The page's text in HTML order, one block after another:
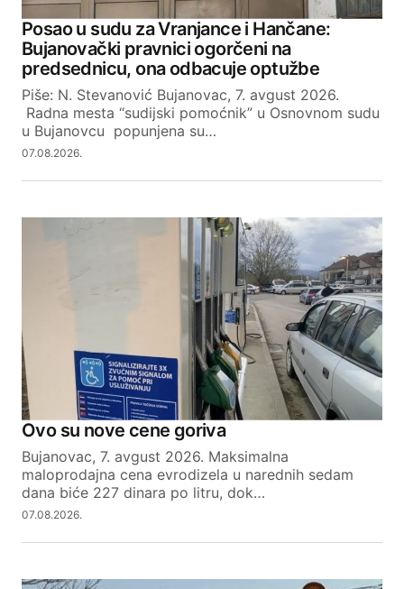
Posao u sudu za Vranjance i Hančane:
Bujanovački pravnici ogorčeni na
predsednicu, ona odbacuje optužbe
Piše: N. Stevanović Bujanovac, 7. avgust 2026.
Radna mesta “sudijski pomoćnik” u Osnovnom sudu
u Bujanovcu popunjena su…
07.08.2026.
Ovo su nove cene goriva
Bujanovac, 7. avgust 2026. Maksimalna
maloprodajna cena evrodizela u narednih sedam
dana biće 227 dinara po litru, dok…
07.08.2026.